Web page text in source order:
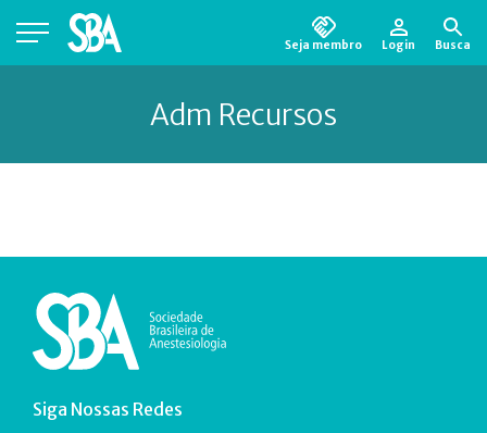
Seja membro Login Busca
para encontrá-lo.Adm Recursos
Siga Nossas Redes